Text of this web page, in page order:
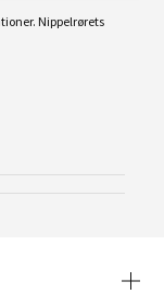
Nippelrørets